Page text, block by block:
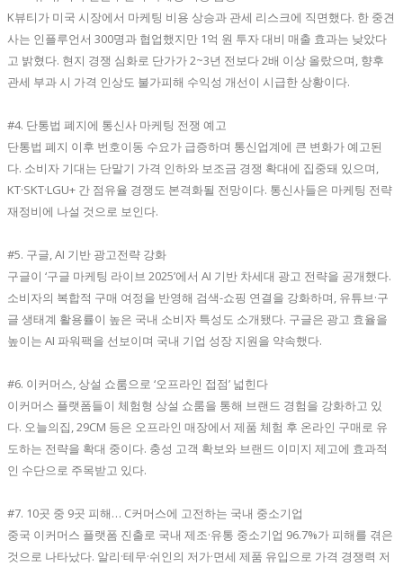
K뷰티가 미국 시장에서 마케팅 비용 상승과 관세 리스크에 직면했다. 한 중견
사는 인플루언서 300명과 협업했지만 1억 원 투자 대비 매출 효과는 낮았다
고 밝혔다. 현지 경쟁 심화로 단가가 2~3년 전보다 2배 이상 올랐으며, 향후
관세 부과 시 가격 인상도 불가피해 수익성 개선이 시급한 상황이다.
#4. 단통법 폐지에 통신사 마케팅 전쟁 예고
단통법 폐지 이후 번호이동 수요가 급증하며 통신업계에 큰 변화가 예고된
다. 소비자 기대는 단말기 가격 인하와 보조금 경쟁 확대에 집중돼 있으며,
KT·SKT·LGU+ 간 점유율 경쟁도 본격화될 전망이다. 통신사들은 마케팅 전략
재정비에 나설 것으로 보인다.
#5. 구글, AI 기반 광고전략 강화
구글이 ‘구글 마케팅 라이브 2025’에서 AI 기반 차세대 광고 전략을 공개했다.
소비자의 복합적 구매 여정을 반영해 검색-쇼핑 연결을 강화하며, 유튜브·구
글 생태계 활용률이 높은 국내 소비자 특성도 소개됐다. 구글은 광고 효율을
높이는 AI 파워팩을 선보이며 국내 기업 성장 지원을 약속했다.
#6. 이커머스, 상설 쇼룸으로 ‘오프라인 접점’ 넓힌다
이커머스 플랫폼들이 체험형 상설 쇼룸을 통해 브랜드 경험을 강화하고 있
다. 오늘의집, 29CM 등은 오프라인 매장에서 제품 체험 후 온라인 구매로 유
도하는 전략을 확대 중이다. 충성 고객 확보와 브랜드 이미지 제고에 효과적
인 수단으로 주목받고 있다.
#7. 10곳 중 9곳 피해… C커머스에 고전하는 국내 중소기업
중국 이커머스 플랫폼 진출로 국내 제조·유통 중소기업 96.7%가 피해를 겪은
것으로 나타났다. 알리·테무·쉬인의 저가·면세 제품 유입으로 가격 경쟁력 저